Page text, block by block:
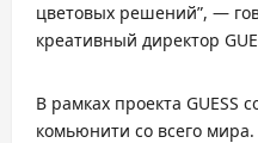
цветовых решений”, —
креативный директор
В рамках проекта GUESS
комьюнити со всего